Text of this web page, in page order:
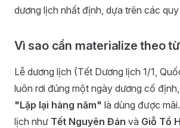
dương lịch nhất định, dựa trên các
Vì sao cần materialize theo
Lễ dương lịch (Tết Dương lịch 1/1,
luôn rơi đúng một ngày dương cố
"Lặp lại hàng năm" là dùng được
lịch như Tết Nguyên Đán và Giỗ Tổ